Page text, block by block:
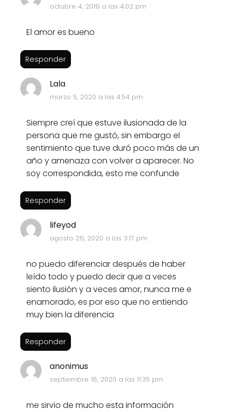
octubre 4, 2019 a las 4:02 pm
El amor es bueno
Responder
Lala
marzo 5, 2020 a las 4:54 pm
Siempre creí que estuve ilusionada de la
persona que me gustó, sin embargo el
sentimiento que tuve duró poco más de un
año y amenaza con volver a aparecer. No
soy correspondida, esto me confunde
Responder
lifeyod
agosto 26, 2020 a las 3:17 pm
no puedo diferenciar después de haber
leído todo y puedo decir que a veces
siento ilusión y a veces amor, nunca me e
enamorado, es por eso que no entiendo
muy bien la diferencia
Responder
anonimus
septiembre 18, 2020 a las 11:35 pm
me sirvio de mucho esta información